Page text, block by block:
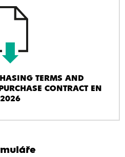
TERMS AND
CONTRACT EN
2026